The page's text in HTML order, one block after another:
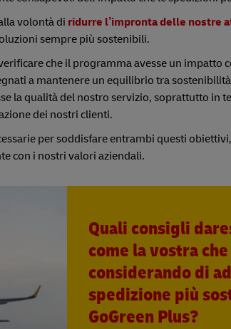
volontà di ridurre l’impronta delle nostre
sempre più sostenibili.
che il programma avesse un impatto
a mantenere un equilibrio tra
la qualità del nostro servizio, soprattutto in
dei nostri clienti.
per soddisfare entrambi questi
con i nostri valori aziendali.
Quali consigli
come la vostra
considerando di
spedizione più
GoGreen Plus?